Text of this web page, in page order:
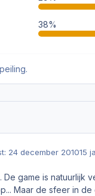
38%
24 december 201015
De game is natuurlijk
Maar de sfeer in